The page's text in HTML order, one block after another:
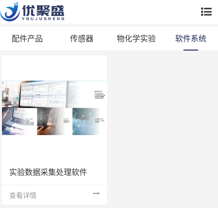
配件产品 传感器 物化学实验 软件系统
实验数据采集处理软件
查看详情